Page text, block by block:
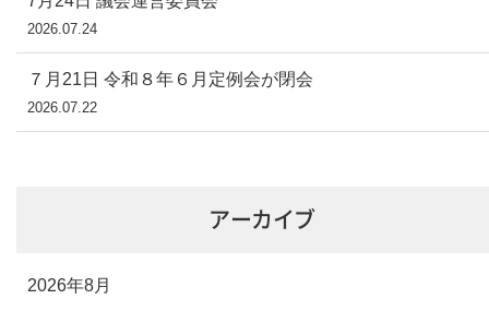
2026.07.24
７月21日 令和８年６月定例会が閉会
2026.07.22
アーカイブ
2026年8月